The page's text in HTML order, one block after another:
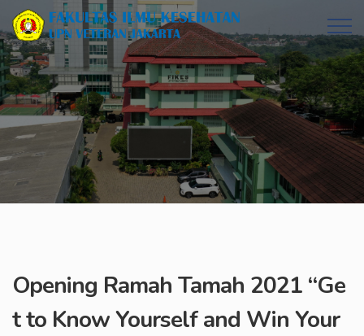
Opening Ramah Tamah 2021 “Ge
t to Know Yourself and Win Your